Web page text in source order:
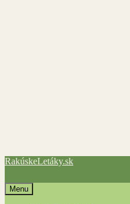
RakúskeLetáky.sk
Menu